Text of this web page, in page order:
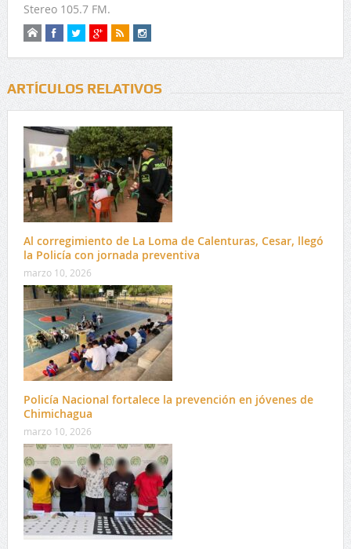
Stereo 105.7 FM.
ARTÍCULOS RELATIVOS
Al corregimiento de La Loma de Calenturas, Cesar, llegó
la Policía con jornada preventiva
marzo 10, 2026
Policía Nacional fortalece la prevención en jóvenes de
Chimichagua
marzo 10, 2026